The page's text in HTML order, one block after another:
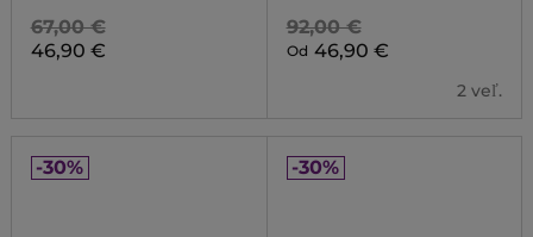
67,00 €
46,90 €
92,00 €
Od 46,90 €
2 veľ.
-30% -30%